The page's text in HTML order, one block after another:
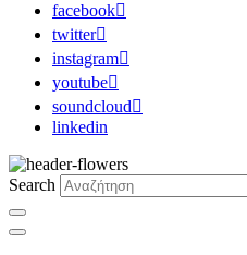
facebook
twitter
instagram
youtube
soundcloud
linkedin
Search